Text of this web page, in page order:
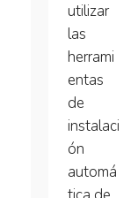
utilizar
las
herrami
entas
de
instalaci
ón
automá